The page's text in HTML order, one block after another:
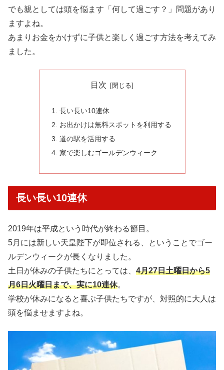
でも親としては頭を悩ます「何して過ごす？」問題があり
ますよね。
あまりお金をかけずに子供と楽しく過ごす方法を考えてみ
ました。
目次
長い長い10連休
お出かけは無料スポットを利用する
道の駅を活用する
家で楽しむゴールデンウィーク
長い長い10連休
2019年は平成という時代が終わる節目。
5月には新しい天皇陛下が即位される、ということでゴー
ルデンウィークが長くなりました。
土日が休みの子供たちにとっては、 4月27日土曜日から5
月6日火曜日まで、実に10連休。
学校が休みになると喜ぶ子供たちですが、対照的に大人は
頭を悩ませますよね。